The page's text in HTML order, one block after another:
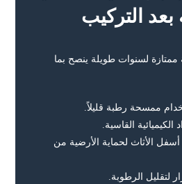
بعد التركيب
ممتازة لسنوات طويلة ينصح بما
ممسحة رطبة قليلاً.
القاسية.
الأثاث لحماية الأرضية من
لتقليل الرطوبة.